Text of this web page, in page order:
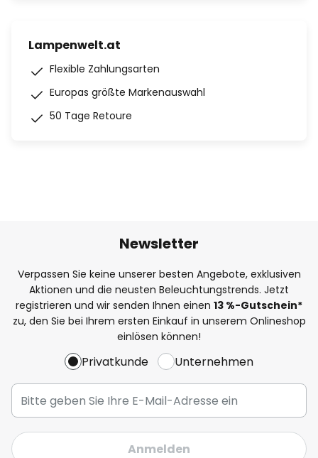
Lampenwelt.at
Flexible Zahlungsarten
Europas größte Markenauswahl
50 Tage Retoure
Newsletter
Verpassen Sie keine unserer besten Angebote, exklusiven
Aktionen und die neusten Beleuchtungstrends. Jetzt
registrieren und wir senden Ihnen einen 13 %-Gutschein*
zu, den Sie bei Ihrem ersten Einkauf in unserem Onlineshop
einlösen können!
Privatkunde Unternehmen
Anmelden